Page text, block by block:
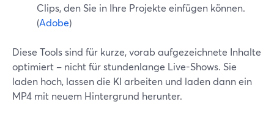
Clips, den Sie in Ihre Projekte einfügen können.
(Adobe)
Diese Tools sind für kurze, vorab aufgezeichnete Inhalte
optimiert – nicht für stundenlange Live-Shows. Sie
laden hoch, lassen die KI arbeiten und laden dann ein
MP4 mit neuem Hintergrund herunter.